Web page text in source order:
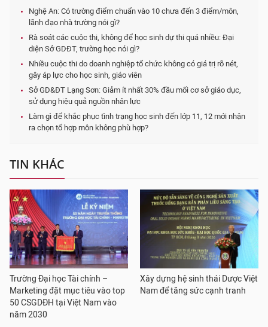
Nghệ An: Có trường điểm chuẩn vào 10 chưa đến 3 điểm/môn,
lãnh đạo nhà trường nói gì?
Rà soát các cuộc thi, không để học sinh dự thi quá nhiều: Đại
diện Sở GDĐT, trường học nói gì?
Nhiều cuộc thi do doanh nghiệp tổ chức không có giá trị rõ nét,
gây áp lực cho học sinh, giáo viên
Sở GD&ĐT Lạng Sơn: Giảm ít nhất 30% đầu mối cơ sở giáo dục,
sử dụng hiệu quả nguồn nhân lực
Làm gì để khắc phục tình trạng học sinh đến lớp 11, 12 mới nhận
ra chọn tổ hợp môn không phù hợp?
TIN KHÁC
Trường Đại học Tài chính –
Marketing đặt mục tiêu vào top
50 CSGDĐH tại Việt Nam vào
năm 2030
Xây dựng hệ sinh thái Dược Việt
Nam để tăng sức cạnh tranh